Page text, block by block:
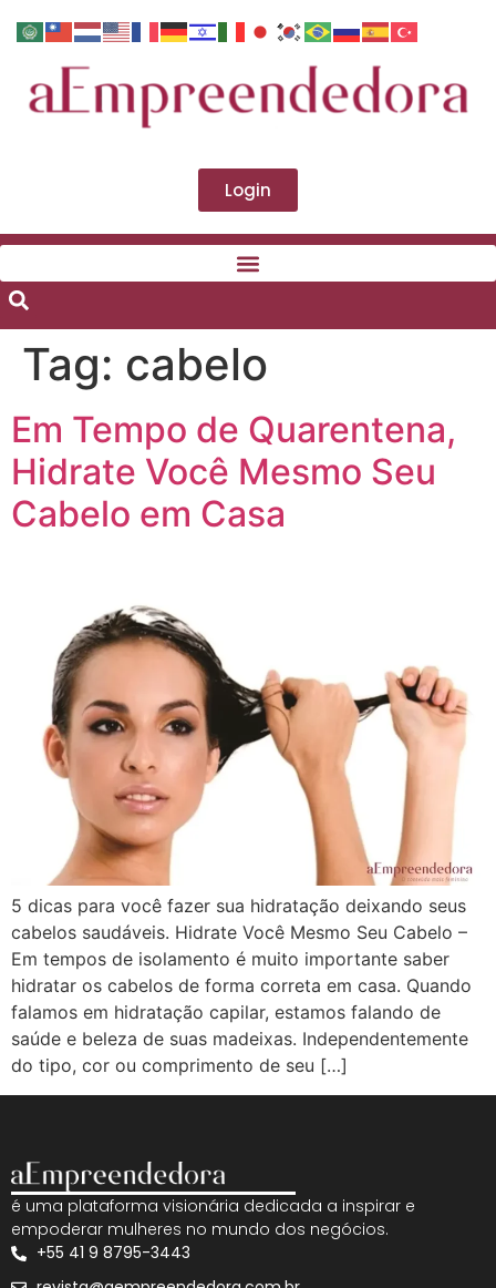
Login
Tag: cabelo
Em Tempo de Quarentena,
Hidrate Você Mesmo Seu
Cabelo em Casa
5 dicas para você fazer sua hidratação deixando seus
cabelos saudáveis. Hidrate Você Mesmo Seu Cabelo –
Em tempos de isolamento é muito importante saber
hidratar os cabelos de forma correta em casa. Quando
falamos em hidratação capilar, estamos falando de
saúde e beleza de suas madeixas. Independentemente
do tipo, cor ou comprimento de seu […]
é uma plataforma visionária dedicada a inspirar e
empoderar mulheres no mundo dos negócios.
+55 41 9 8795-3443